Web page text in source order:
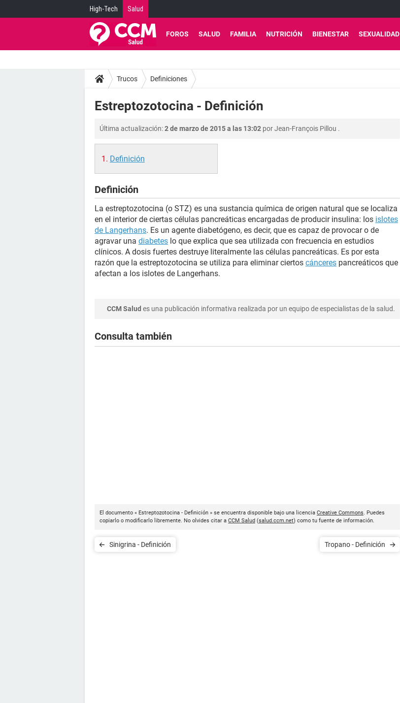
High-Tech Salud
FOROS SALUD FAMILIA NUTRICIÓN BIENESTAR SEXUALIDAD
Trucos Definiciones
Estreptozotocina - Definición
Última actualización:2 de marzo de 2015 a las 13:02 porJean-François Pillou .
Definición
Definición
La estreptozotocina (o STZ) es una sustancia química de origen natural que se localiza
en el interior de ciertas células pancreáticas encargadas de producir insulina: los islotes
de Langerhans. Es un agente diabetógeno, es decir, que es capaz de provocar o de
agravar una diabetes lo que explica que sea utilizada con frecuencia en estudios
clínicos. A dosis fuertes destruye literalmente las células pancreáticas. Es por esta
razón que la estreptozotocina se utiliza para eliminar ciertos cánceres pancreáticos que
afectan a los islotes de Langerhans.
CCM Salud es una publicación informativa realizada por un equipo de especialistas de la salud.
Consulta también
El documento « Estreptozotocina - Definición » se encuentra disponible bajo una licencia Creative Commons. Puedes
copiarlo o modificarlo libremente. No olvides citar a CCM Salud (salud.ccm.net) como tu fuente de información.
Sinigrina - Definición Tropano - Definición